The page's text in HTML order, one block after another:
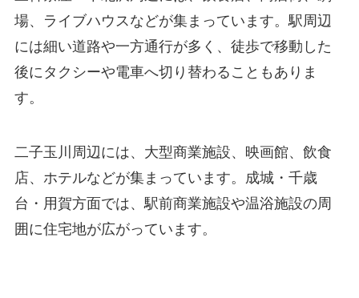
場、ライブハウスなどが集まっています。駅周辺
には細い道路や一方通行が多く、徒歩で移動した
後にタクシーや電車へ切り替わることもありま
す。
二子玉川周辺には、大型商業施設、映画館、飲食
店、ホテルなどが集まっています。成城・千歳
台・用賀方面では、駅前商業施設や温浴施設の周
囲に住宅地が広がっています。